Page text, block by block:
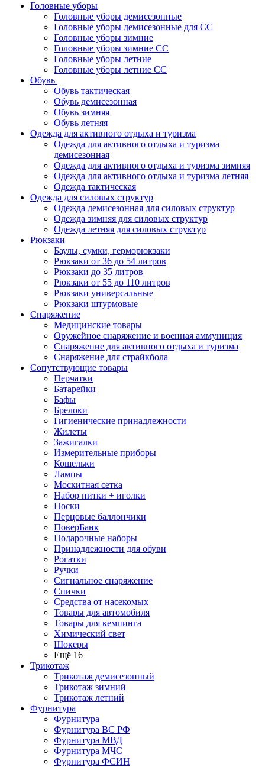
Головные уборы
Головные уборы демисезонные
Головные уборы демисезонные для СС
Головные уборы зимние
Головные уборы зимние СС
Головные уборы летние
Головные уборы летние СС
Обувь
Обувь тактическая
Обувь демисезонная
Обувь зимняя
Обувь летняя
Одежда для активного отдыха и туризма
Одежда для активного отдыха и туризма
демисезонная
Одежда для активного отдыха и туризма зимняя
Одежда для активного отдыха и туризма летняя
Одежда тактическая
Одежда для силовых структур
Одежда демисезонная для силовых структур
Одежда зимняя для силовых структур
Одежда летняя для силовых структур
Рюкзаки
Баулы, сумки, герморюкзаки
Рюкзаки от 36 до 54 литров
Рюкзаки до 35 литров
Рюкзаки от 55 до 110 литров
Рюкзаки универсальные
Рюкзаки штурмовые
Снаряжение
Медицинские товары
Оружейное снаряжение и военная аммуниция
Снаряжение для активного отдыха и туризма
Снаряжение для страйкбола
Сопутствующие товары
Перчатки
Батарейки
Бафы
Брелоки
Гигиенические принадлежности
Жилеты
Зажигалки
Измерительные приборы
Кошельки
Лампы
Москитная сетка
Набор нитки + иголки
Носки
Перцовые баллончики
ПоверБанк
Подарочные наборы
Принадлежности для обуви
Рогатки
Ручки
Сигнальное снаряжение
Спички
Средства от насекомых
Товары для автомобиля
Товары для кемпинга
Химический свет
Шокеры
Ещё 16
Трикотаж
Трикотаж демисезонный
Трикотаж зимний
Трикотаж летний
Фурнитура
Фурнитура
Фурнитура ВС РФ
Фурнитура МВД
Фурнитура МЧС
Фурнитура ФСИН